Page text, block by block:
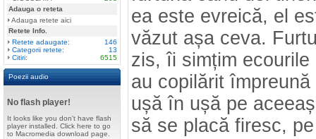
Adauga o reteta
Adauga retete aici
Retete Info.
Retete adaugate:
146
Categorii retete:
13
Citiri:
6515
Poezii audio
No flash player!
It looks like you don't have flash
player installed. Click here to go
to Macromedia download page.
ea este evreică, el
văzut așa ceva.
zis, îi simțim
au copilărit
ușă în ușă pe
să se placă firesc,